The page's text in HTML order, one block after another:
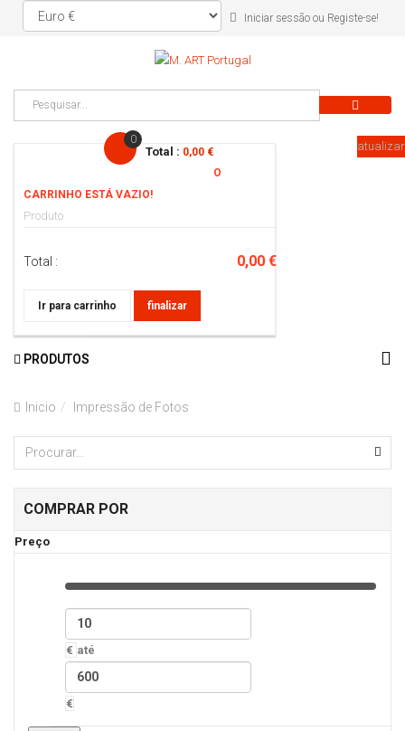
Iniciar sessão ou Registe-se!
0
Total : 0,00 €
O
CARRINHO ESTÁ VAZIO!
Produto
atualizar
Total : 0,00 €
Ir para carrinho finalizar
PRODUTOS
Inicio Impressão de Fotos
COMPRAR POR
Preço
€ até
€